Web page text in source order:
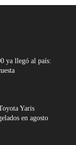
ya llegó al país:
Yaris
en agosto